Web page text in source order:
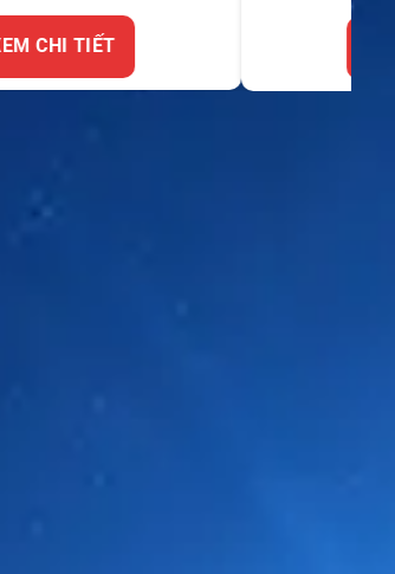
XEM CHI TIẾT